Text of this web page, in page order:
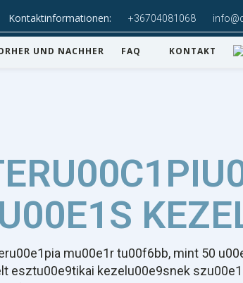
Kontaktinformationen: +36704081068
UND NACHHER FAQ KONTAKT
mu00e1r tu00f6bb, mint 50
esztu00e9tikai kezelu00e9snek